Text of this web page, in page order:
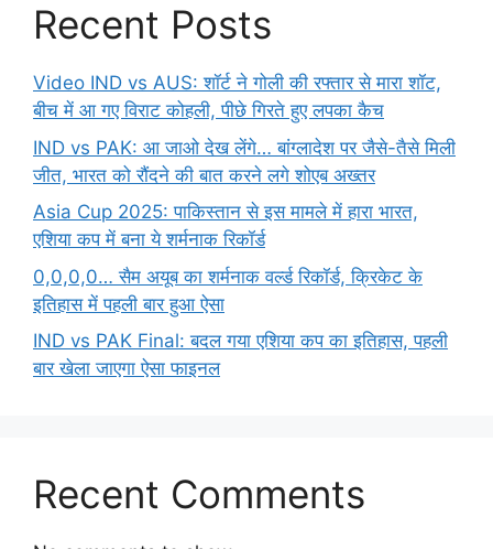
Recent Posts
Video IND vs AUS: शॉर्ट ने गोली की रफ्तार से मारा शॉट,
बीच में आ गए विराट कोहली, पीछे गिरते हुए लपका कैच
IND vs PAK: आ जाओ देख लेंगे… बांग्लादेश पर जैसे-तैसे मिली
जीत, भारत को रौंदने की बात करने लगे शोएब अख्तर
Asia Cup 2025: पाकिस्तान से इस मामले में हारा भारत,
एशिया कप में बना ये शर्मनाक रिकॉर्ड
0,0,0,0… सैम अयूब का शर्मनाक वर्ल्ड रिकॉर्ड, क्रिकेट के
इतिहास में पहली बार हुआ ऐसा
IND vs PAK Final: बदल गया एशिया कप का इतिहास, पहली
बार खेला जाएगा ऐसा फाइनल
Recent Comments